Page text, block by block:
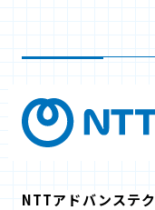
NTTアドバンステ